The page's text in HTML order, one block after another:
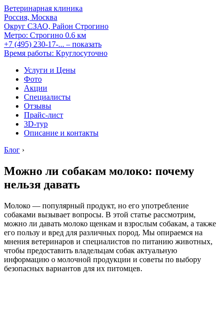
Ветеринарная клиника
Россия, Москва
Округ СЗАО, Район Строгино
Метро: Строгино 0.6 км
+7 (495) 230-17-... – показать
Время работы: Круглосуточно
Услуги и Цены
Фото
Акции
Специалисты
Отзывы
Прайс-лист
3D-тур
Описание и контакты
Блог ›
Можно ли собакам молоко: почему
нельзя давать
Молоко — популярный продукт, но его употребление
собаками вызывает вопросы. В этой статье рассмотрим,
можно ли давать молоко щенкам и взрослым собакам, а также
его пользу и вред для различных пород. Мы опираемся на
мнения ветеринаров и специалистов по питанию животных,
чтобы предоставить владельцам собак актуальную
информацию о молочной продукции и советы по выбору
безопасных вариантов для их питомцев.